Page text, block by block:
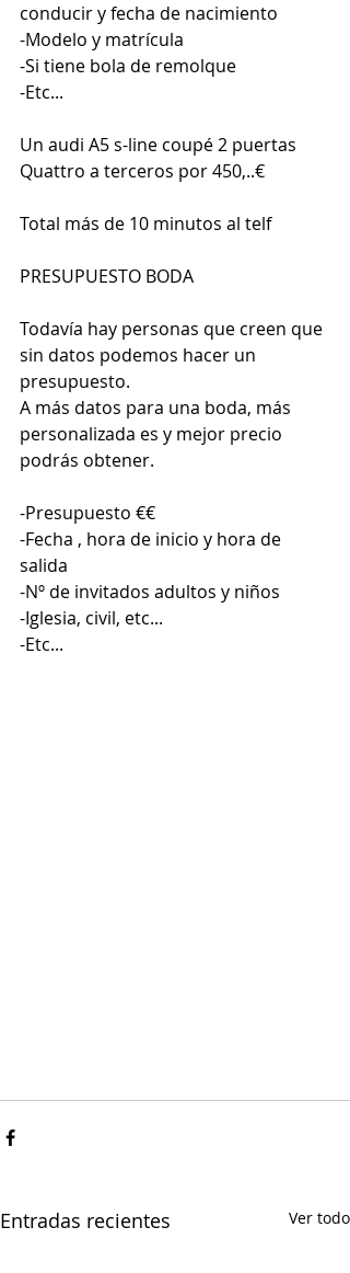
conducir y fecha de nacimiento
-Modelo y matrícula
-Si tiene bola de remolque
-Etc...
Un audi A5 s-line coupé 2 puertas
Quattro a terceros por 450,..€
Total más de 10 minutos al telf
PRESUPUESTO BODA
Todavía hay personas que creen que
sin datos podemos hacer un
presupuesto.
A más datos para una boda, más
personalizada es y mejor precio
podrás obtener.
-Presupuesto €€
-Fecha , hora de inicio y hora de
salida
-Nº de invitados adultos y niños
-Iglesia, civil, etc...
-Etc...
Entradas recientes Ver todo